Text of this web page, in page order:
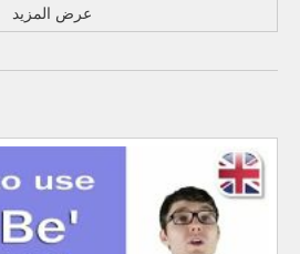
عرض المزيد